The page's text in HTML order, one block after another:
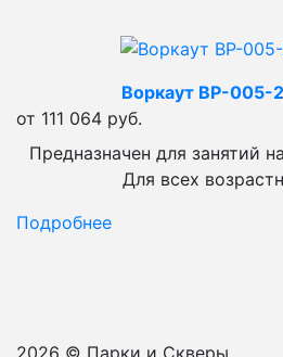
Воркаут ВР-
от 111 064 руб.
Предназначен для занятий
Для всех
Подробнее
2026 © Парки и Скверы